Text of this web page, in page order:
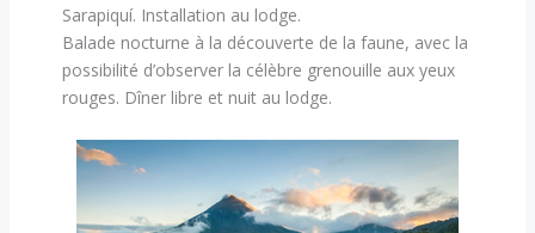
Sarapiquí. Installation au lodge.
Balade nocturne à la découverte de la faune, avec la
possibilité d’observer la célèbre grenouille aux yeux
rouges. Dîner libre et nuit au lodge.